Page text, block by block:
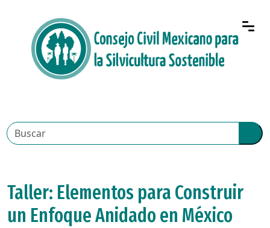
Taller: Elementos para Construir
un Enfoque Anidado en México